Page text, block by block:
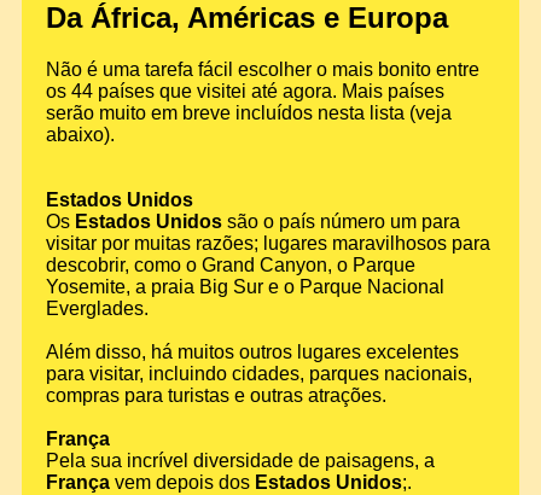
Da África, Américas e Europa
Não é uma tarefa fácil escolher o mais bonito entre
os 44 países que visitei até agora. Mais países
serão muito em breve incluídos nesta lista (veja
abaixo).
Estados Unidos
Os Estados Unidos são o país número um para
visitar por muitas razões; lugares maravilhosos para
descobrir, como o Grand Canyon, o Parque
Yosemite, a praia Big Sur e o Parque Nacional
Everglades.
Além disso, há muitos outros lugares excelentes
para visitar, incluindo cidades, parques nacionais,
compras para turistas e outras atrações.
França
Pela sua incrível diversidade de paisagens, a
França vem depois dos Estados Unidos;.